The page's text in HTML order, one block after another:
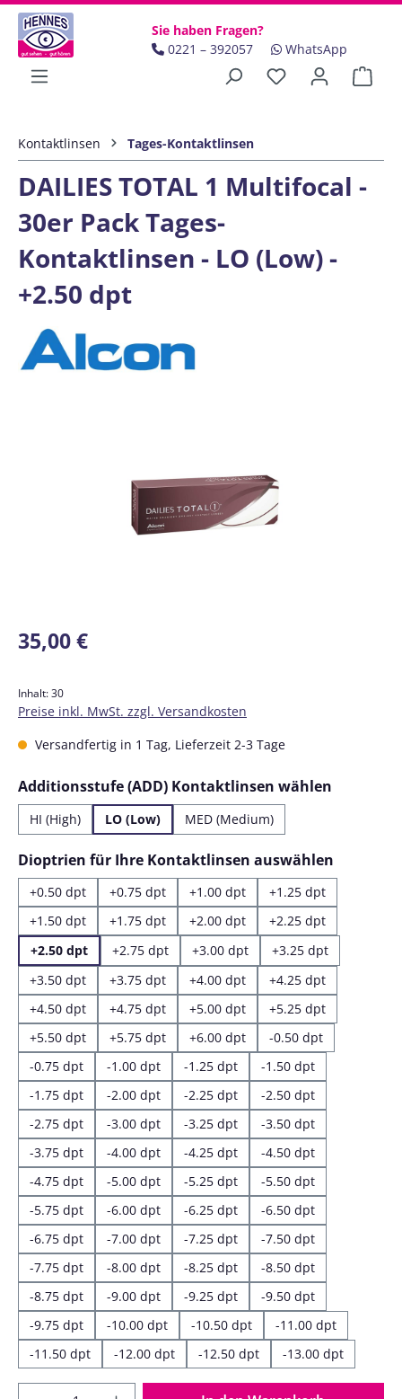
Zum Hauptinhalt springen
Sie haben Fragen?
0221 – 392057
WhatsApp
Kontaktlinsen Tages-Kontaktlinsen
DAILIES TOTAL 1 Multifocal -
30er Pack Tages-
Kontaktlinsen - LO (Low) -
+2.50 dpt
Regulärer Preis:
35,00 €
Inhalt:30
Preise inkl. MwSt. zzgl. Versandkosten
Versandfertig in 1 Tag, Lieferzeit 2-3 Tage
Additionsstufe (ADD) Kontaktlinsen wählen
HI (High) LO (Low) MED (Medium)
Dioptrien für Ihre Kontaktlinsen auswählen
+0.50 dpt +0.75 dpt +1.00 dpt
+1.25 dpt
+1.50 dpt
+1.75 dpt +2.00 dpt
+2.25 dpt
+2.50 dpt
+2.75 dpt +3.00 dpt
+3.25 dpt
+3.50 dpt
+3.75 dpt +4.00 dpt
+4.25 dpt
+4.50 dpt
+4.75 dpt +5.00 dpt
+5.25 dpt
+5.50 dpt
+5.75 dpt +6.00 dpt
-0.50 dpt
-0.75 dpt
-1.00 dpt -1.25 dpt
-1.50 dpt
-1.75 dpt
-2.00 dpt -2.25 dpt
-2.50 dpt
-2.75 dpt
-3.00 dpt -3.25 dpt
-3.50 dpt
-3.75 dpt
-4.00 dpt -4.25 dpt
-4.50 dpt
-4.75 dpt
-5.00 dpt -5.25 dpt
-5.50 dpt
-5.75 dpt
-6.00 dpt -6.25 dpt
-6.50 dpt
-6.75 dpt
-7.00 dpt -7.25 dpt
-7.50 dpt
-7.75 dpt
-8.00 dpt -8.25 dpt
-8.50 dpt
-8.75 dpt
-9.00 dpt -9.25 dpt
-9.50 dpt
-9.75 dpt
-10.00 dpt -10.50 dpt
-11.00 dpt
-11.50 dpt
-12.00 dpt -12.50 dpt -13.00 dpt